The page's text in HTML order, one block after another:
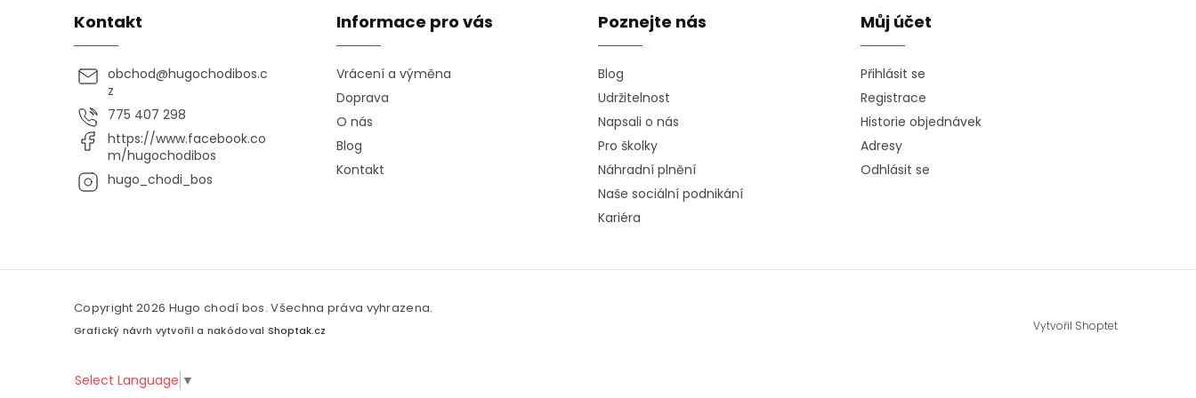
Kontakt
obchod@hugochodibos.c
z
775 407 298
https://www.facebook.co
m/hugochodibos
hugo_chodi_bos
Informace pro vás
Vrácení a výměna
Doprava
O nás
Blog
Kontakt
Poznejte nás
Blog
Udržitelnost
Napsali o nás
Pro školky
Náhradní plnění
Naše sociální podnikání
Kariéra
Můj účet
Přihlásit se
Registrace
Historie objednávek
Adresy
Odhlásit se
Vytvořil Shoptet
Copyright 2026 Hugo chodí bos. Všechna práva vyhrazena.
Grafický návrh vytvořil a nakódoval Shoptak.cz
Select Language ▼